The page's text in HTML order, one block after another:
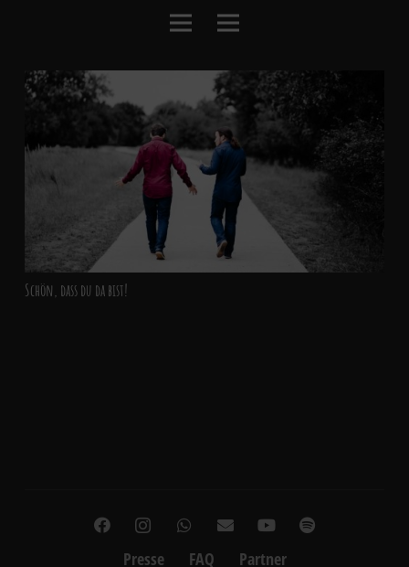
Schön, dass du da bist!
Presse FAQ Partner